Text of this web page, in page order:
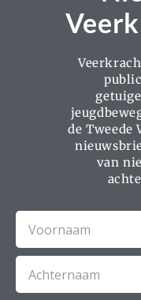
de Tweede
van
Voornaam
Achternaam